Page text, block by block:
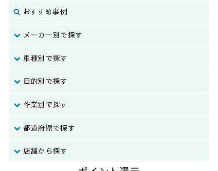
おすすめ事例
メーカー別で探す
車種別で探す
目的別で探す
作業別で探す
都道府県で探す
店舗から探す